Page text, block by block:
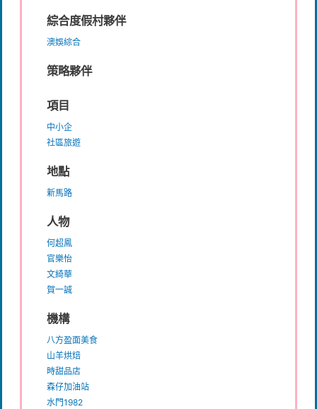
綜合度假村夥伴
澳娛綜合
策略夥伴
項目
中小企
社區旅遊
地點
新馬路
人物
何超鳳
官樂怡
文綺華
賀一誠
機構
八方盈面美食
山羊烘焙
時甜品店
森仔加油站
水門1982